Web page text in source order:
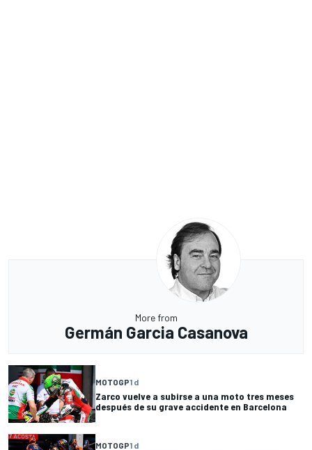
More from
Germán Garcia Casanova
MOTOGP1 d
Zarco vuelve a subirse a una moto tres meses
después de su grave accidente en Barcelona
MOTOGP1 d